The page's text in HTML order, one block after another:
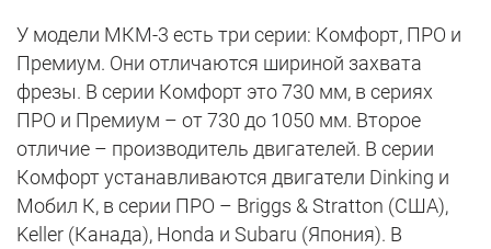
У модели МКМ-3 есть три серии: Комфорт, ПРО и
Премиум. Они отличаются шириной захвата
фрезы. В серии Комфорт это 730 мм, в сериях
ПРО и Премиум – от 730 до 1050 мм. Второе
отличие – производитель двигателей. В серии
Комфорт устанавливаются двигатели Dinking и
Мобил К, в серии ПРО – Briggs & Stratton (США),
Keller (Канада), Honda и Subaru (Япония). В